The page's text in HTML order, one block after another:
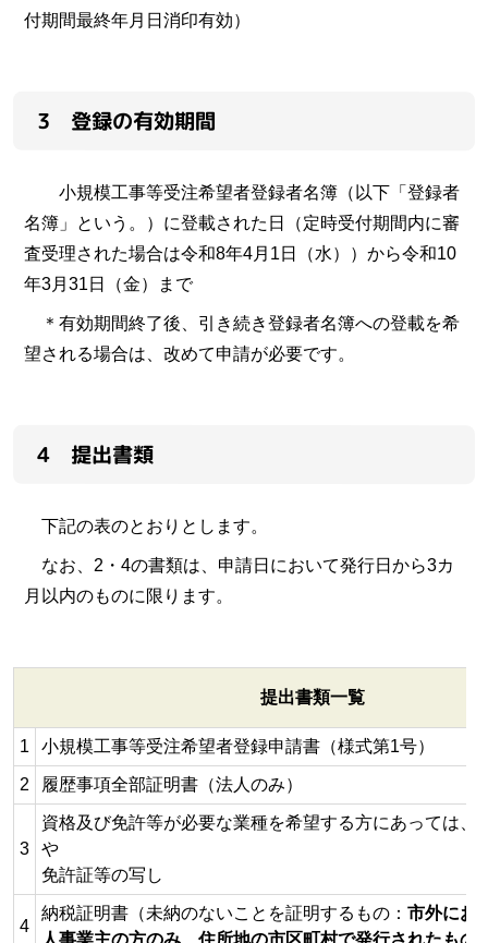
付期間最終年月日消印有効）
3 登録の有効期間
小規模工事等受注希望者登録者名簿（以下「登録者
名簿」という。）に登載された日（定時受付期間内に審
査受理された場合は令和8年4月1日（水））から令和10
年3月31日（金）まで
＊有効期間終了後、引き続き登録者名簿への登載を希
望される場合は、改めて申請が必要です。
4 提出書類
下記の表のとおりとします。
なお、2・4の書類は、申請日において発行日から3カ
月以内のものに限ります。
提出書類一覧
1 小規模工事等受注希望者登録申請書（様式第1号）
2 履歴事項全部証明書（法人のみ）
3
資格及び免許等が必要な業種を希望する方にあっては、
や
免許証等の写し
4
納税証明書（未納のないことを証明するもの： 市外にお
人事業主の方のみ、住所地の市区町村で発行された もの